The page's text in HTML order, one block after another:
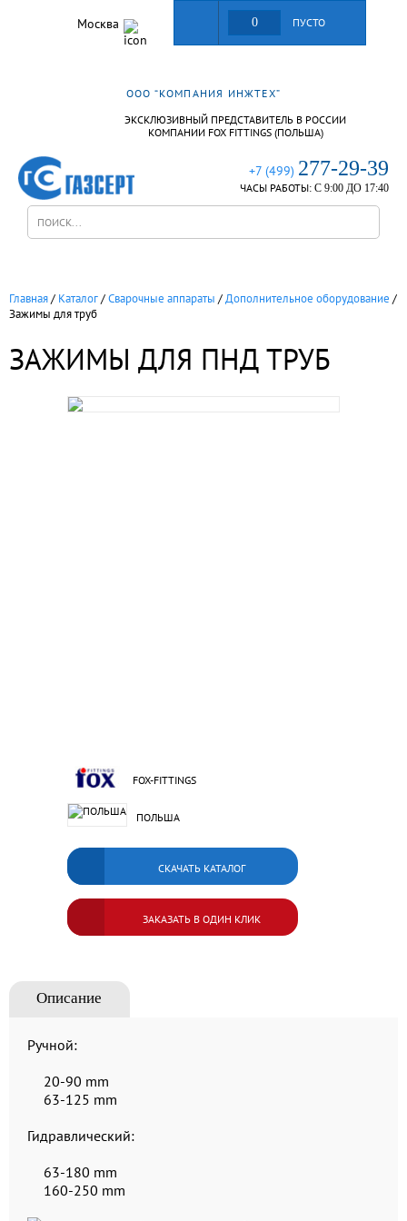
Москва 0 ПУСТО
ООО “КОМПАНИЯ ИНЖТЕХ”
ЭКСКЛЮЗИВНЫЙ ПРЕДСТАВИТЕЛЬ В РОССИИ
КОМПАНИИ FOX FITTINGS (ПОЛЬША)
+7 (499) 277-29-39
ЧАСЫ РАБОТЫ: С 9:00 ДО 17:40
Главная/ Каталог/Сварочные аппараты /Дополнительное оборудование /
Зажимы для труб
ЗАЖИМЫ ДЛЯ ПНД ТРУБ
FOX-FITTINGS
ПОЛЬША
СКАЧАТЬ КАТАЛОГ
ЗАКАЗАТЬ В ОДИН КЛИК
Описание
Ручной:
20-90 mm
63-125 mm
Гидравлический:
63-180 mm
160-250 mm